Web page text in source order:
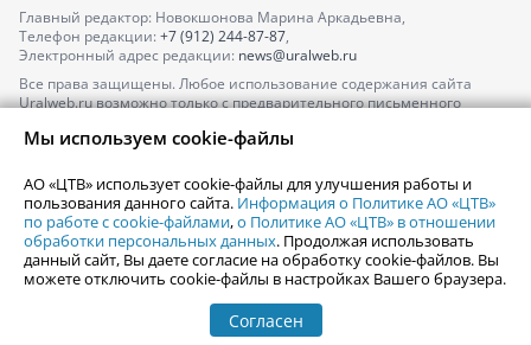
Главный редактор: Новокшонова Марина Аркадьевна,
Телефон редакции: +7 (912) 244-87-87,
Электронный адрес редакции: news@uralweb.ru
Все права защищены. Любое использование содержания сайта
Uralweb.ru возможно только с предварительного письменного
По вопросам размещения рекламы обращайтесь по тел.
По вопросам размещения информации в разделе «Афиша»
afisha@uralweb.ru
Пользовательское соглашение на использование сайта
Политика АО «ЦТВ» в отношении обработки персональных данных
Мы используем cookie-файлы
АО «ЦТВ» использует cookie-файлы для улучшения работы и
пользования данного сайта. Информация о Политике АО «ЦТВ»
по работе с cookie-файлами,о Политике АО «ЦТВ» в отношении
обработки персональных данных. Продолжая использовать
данный сайт, Вы даете согласие на обработку cookie-файлов. Вы
можете отключить cookie-файлы в настройках Вашего браузера.
Согласен